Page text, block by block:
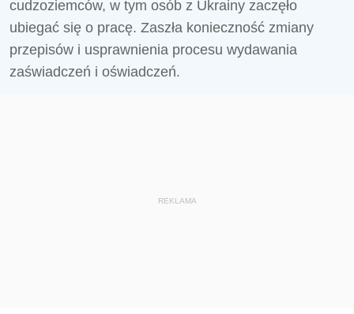
cudzoziemców, w tym osób z Ukrainy zaczęło
ubiegać się o pracę. Zaszła konieczność zmiany
przepisów i usprawnienia procesu wydawania
zaświadczeń i oświadczeń.
REKLAMA